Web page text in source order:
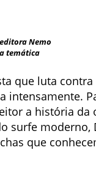
Nemo
temática
que luta contra
intensamente.
a história da
surfe moderno,
que